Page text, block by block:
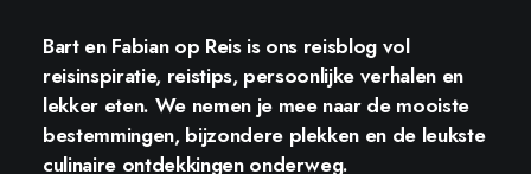
Bart en Fabian op Reisis ons reisblog vol
reisinspiratie, reistips, persoonlijke verhalen en
lekker eten. We nemen je mee naar de mooiste
bestemmingen, bijzondere plekken en de leukste
culinaire ontdekkingen onderweg.